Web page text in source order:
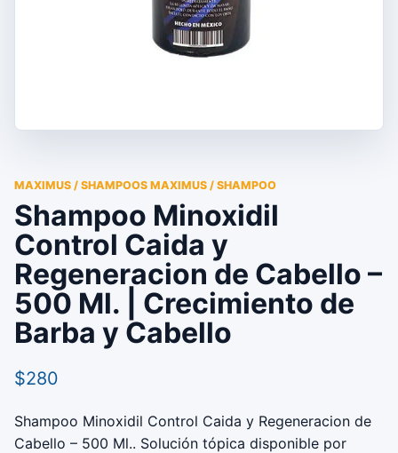
MAXIMUS / SHAMPOOS MAXIMUS / SHAMPOO
Shampoo Minoxidil
Control Caida y
Regeneracion de Cabello –
500 Ml. | Crecimiento de
Barba y Cabello
$280
Shampoo Minoxidil Control Caida y Regeneracion de
Cabello – 500 Ml.. Solución tópica disponible por